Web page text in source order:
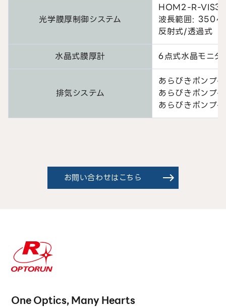
光学膜厚制御システム
HOM2-R-
波長範囲:
反射式/透過式
水晶式膜厚計
6点式水晶モニタ
排気システム
あらびきポンプ+
あらびきポンプ+
あらびきポンプ+
お問い合わせはこちら
One Optics, Many Hearts